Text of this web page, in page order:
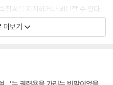
정희를 지지하거나 비난할 수 있다.
를 총체적으로 이해해야만 한다. 영
인간을 바라보아야 한다. 나는 10.2
사를 말할 수 없다는 사실을 확인
. 거기에 ‘유신’이라는 이름의 괴수
더보기